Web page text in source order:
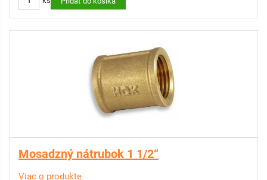
Mosadzný nátrubok 1 1/2“
Viac o produkte